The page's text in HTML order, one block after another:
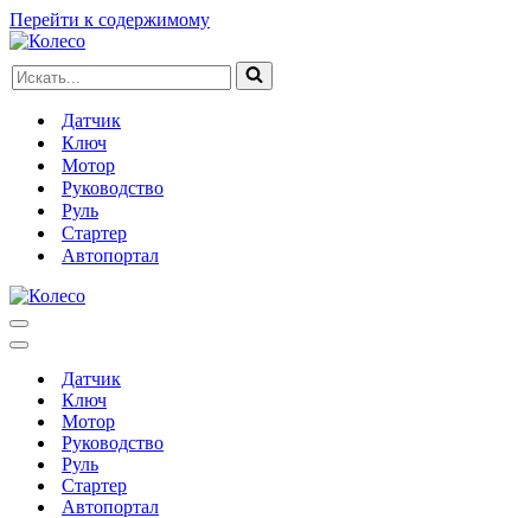
Перейти к содержимому
Искать...
Датчик
Ключ
Мотор
Руководство
Руль
Стартер
Автопортал
Меню
навигации
Меню
навигацииДатчик
Ключ
Мотор
Руководство
Руль
Стартер
Автопортал